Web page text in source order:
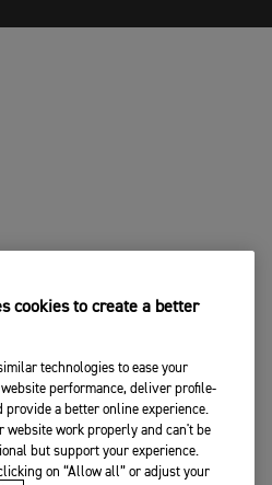
cookies to create a better
technologies to ease your
performance, deliver profile-
provide a better online experience.
website work properly and can't be
but support your experience.
on “Allow all” or adjust your